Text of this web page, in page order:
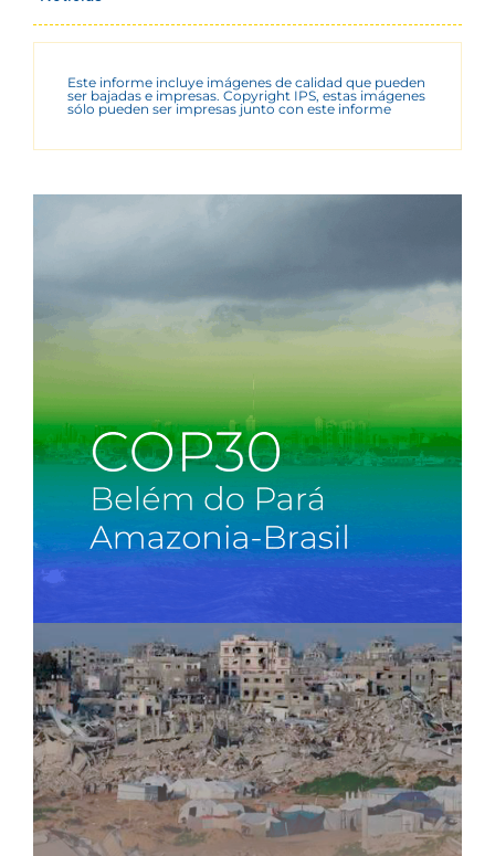
Este informe incluye imágenes de calidad que pueden
ser bajadas e impresas. Copyright IPS, estas imágenes
sólo pueden ser impresas junto con este informe